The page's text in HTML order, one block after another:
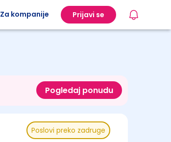
Za kompanije Prijavi se
Pogledaj ponudu
Poslovi preko zadruge